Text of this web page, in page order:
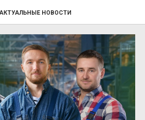
АКТУАЛЬНЫЕ НОВОСТИ